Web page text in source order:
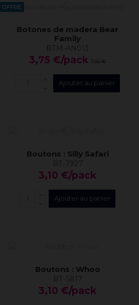
OFFRE
Botones de madera Bear
Family
BTM-AN013
3,75 €/pack 7,50 €
Ajouter au panier
Boutons : Silly Safari
BT-7927
3,10 €/pack
Ajouter au panier
Boutons : Whoo
BT-5817
3,10 €/pack